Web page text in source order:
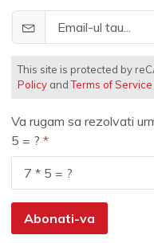
This site is protected by
Policy andTerms of Service
Va rugam sa rezolvati
5 = ?
Abonati-va